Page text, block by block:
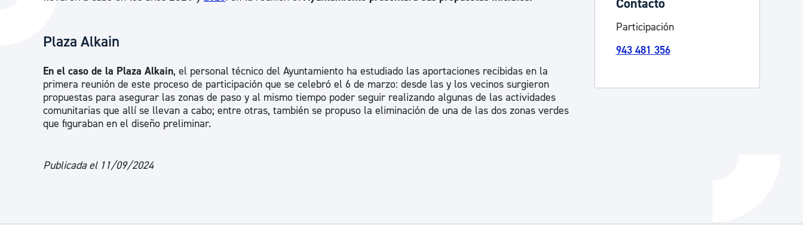
Descubre la ciudad
Plaza Alkain
En el caso de la Plaza Alkain, el personal técnico del Ayuntamiento ha estudiado las aportaciones recibidas en la
primera reunión de este proceso de participación que se celebró el 6 de marzo: desde las y los vecinos surgieron
propuestas para asegurar las zonas de paso y al mismo tiempo poder seguir realizando algunas de las actividades
comunitarias que allí se llevan a cabo; entre otras, también se propuso la eliminación de una de las dos zonas verdes
que figuraban en el diseño preliminar.
Publicada el 11/09/2024
Contacto
Participación
943 481 356